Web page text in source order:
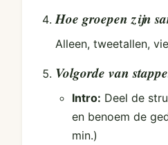
Hoe groepen zijn
Alleen, tweetallen,
Volgorde van
Intro: Deel de
en benoem de
min.)